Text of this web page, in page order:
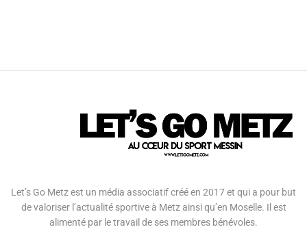
Let’s Go Metz est un média associatif créé en 2017 et qui a pour but
de valoriser l’actualité sportive à Metz ainsi qu’en Moselle. Il est
alimenté par le travail de ses membres bénévoles.